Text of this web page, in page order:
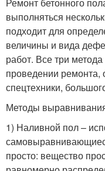
выполняться
подходит для
величины и вида
работ. Все три
проведении ремонта,
спецтехники,
Методы
1) Наливной пол –
просто: вещество